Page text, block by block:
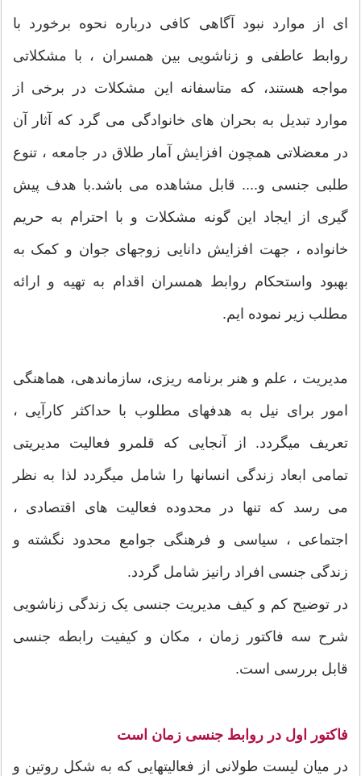
ای از موارد نبود آگاهی کافی درباره نحوه برخورد با
روابط عاطفی و زناشویی بین همسران ، با مشکلاتی
مواجه هستند، که متاسفانه این مشکلات در برخی از
موارد تبدیل به بحران های خانوادگی می گرد که آثار آن
در معضلاتی همچون افزایش آمار طلاق در جامعه ، تنوع
طلبی جنسی و.... قابل مشاهده می باشد.با هدف پیش
گیری از ایجاد این گونه مشکلات و با احترام به حریم
خانواده ، جهت افزایش دانایی زوجهای جوان و کمک به
بهبود واستحکام روابط همسران اقدام به تهیه و ارائه
مطلب زیر نموده ایم.
مدیریت ، علم و هنر برنامه ریزی، سازماندهی، هماهنگی
امور برای نیل به هدفهای مطلوب با حداکثر کارآیی ،
تعریف میگردد. از آنجایی که قلمرو فعالیت مدیریتی
تمامی ابعاد زندگی انسانها را شامل میگردد لذا به نظر
می رسد که تنها در محدوده فعالیت های اقتصادی ،
اجتماعی ، سیاسی و فرهنگی جوامع محدود نگشته و
زندگی جنسی افراد رانیز شامل گردد.
در توضیح کم و کیف مدیریت جنسی یک زندگی زناشویی
شرح سه فاکتور زمان ، مکان و کیفیت رابطه جنسی
قابل بررسی است.
فاکتور اول در روابط جنسی زمان است
در میان لیست طولانی از فعالیتهایی که به شکل روتین و